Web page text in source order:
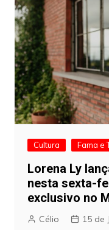
Cultura Fama e
Lorena Ly
nesta sexta-
exclusivo no
Célio 15 de